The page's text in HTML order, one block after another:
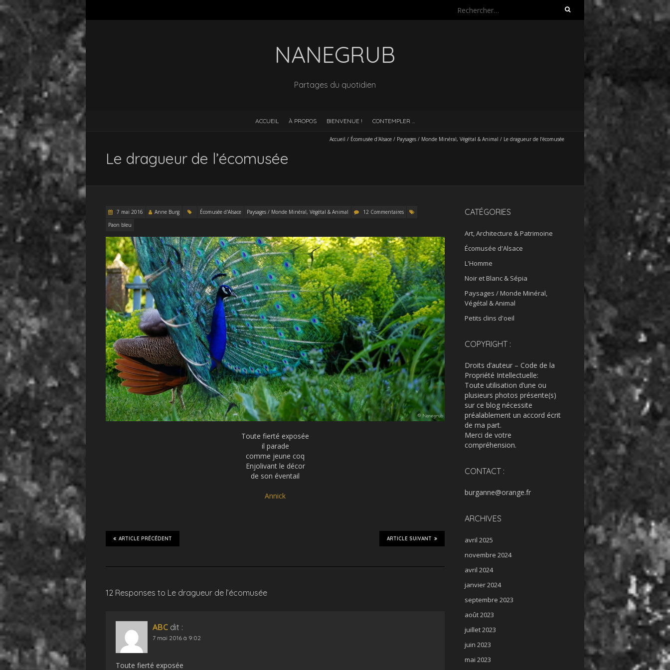
Rechercher :
NANEGRUB
Partages du quotidien
ACCUEIL À PROPOS BIENVENUE ! CONTEMPLER …
Accueil / Écomusée d'Alsace / Paysages / Monde Minéral, Végétal & Animal / Le dragueur de l’écomusée
Le dragueur de l’écomusée
7 mai 2016 Anne Burg Écomusée d'Alsace Paysages / Monde Minéral, Végétal & Animal
12 Commentaires
Paon bleu
Toute fierté exposée
il parade
comme jeune coq
Enjolivant le décor
de son éventail
Annick
ARTICLE SUIVANT
ARTICLE PRÉCÉDENT
12 Responses to Le dragueur de l’écomusée
ABC dit :
7 mai 2016 à 9:02
Toute fierté exposée
CATÉGORIES
Art, Architecture & Patrimoine
Écomusée d'Alsace
L'Homme
Noir et Blanc & Sépia
Paysages / Monde Minéral,
Végétal & Animal
Petits clins d'oeil
COPYRIGHT :
Droits d’auteur – Code de la
Propriété Intellectuelle:
Toute utilisation d’une ou
plusieurs photos présente(s)
sur ce blog nécessite
préalablement un accord écrit
de ma part.
Merci de votre
compréhension.
CONTACT :
burganne@orange.fr
ARCHIVES
avril 2025
novembre 2024
avril 2024
janvier 2024
septembre 2023
août 2023
juillet 2023
juin 2023
mai 2023